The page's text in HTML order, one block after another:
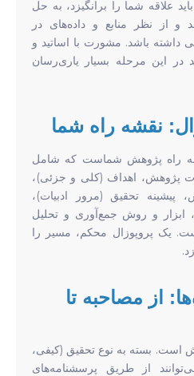
علاقه شما را برانگیزد، به حل
از نظر منابع و داده‌های در
باشد. مشورت با اساتید و
در این مرحله بسیار یاری‌رسان
راه پژوهش شماست که شامل
پژوهش، اهداف (کلی و جزئی)،
پیشینه تحقیق (مرور ادبیات)،
ابزار و روش جمع‌آوری و تحلیل
یک پروپوزال محکم، مسیر را
از مصاحبه تا
است. بسته به نوع تحقیق (کیفی،
از طریق پرسشنامه‌های